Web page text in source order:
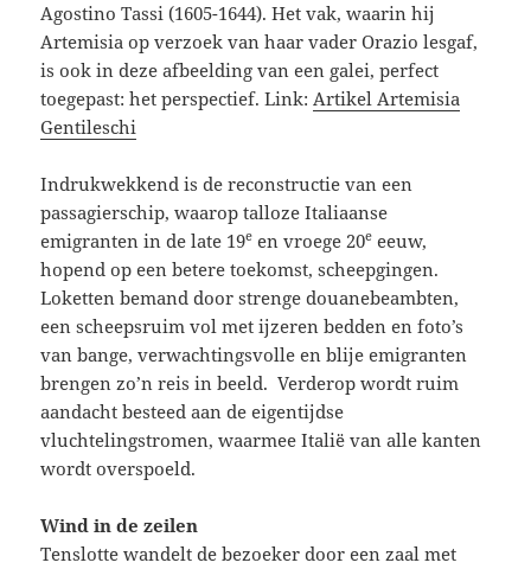
Agostino Tassi (1605-1644). Het vak, waarin hij
Artemisia op verzoek van haar vader Orazio lesgaf,
is ook in deze afbeelding van een galei, perfect
toegepast: het perspectief. Link:Artikel Artemisia
Gentileschi
Indrukwekkend is de reconstructie van een
passagierschip, waarop talloze Italiaanse
emigranten in de late 19e en vroege 20e eeuw,
hopend op een betere toekomst, scheepgingen.
Loketten bemand door strenge douanebeambten,
een scheepsruim vol met ijzeren bedden en foto’s
van bange, verwachtingsvolle en blije emigranten
brengen zo’n reis in beeld. Verderop wordt ruim
aandacht besteed aan de eigentijdse
vluchtelingstromen, waarmee Italië van alle kanten
wordt overspoeld.
Wind in de zeilen
Tenslotte wandelt de bezoeker door een zaal met